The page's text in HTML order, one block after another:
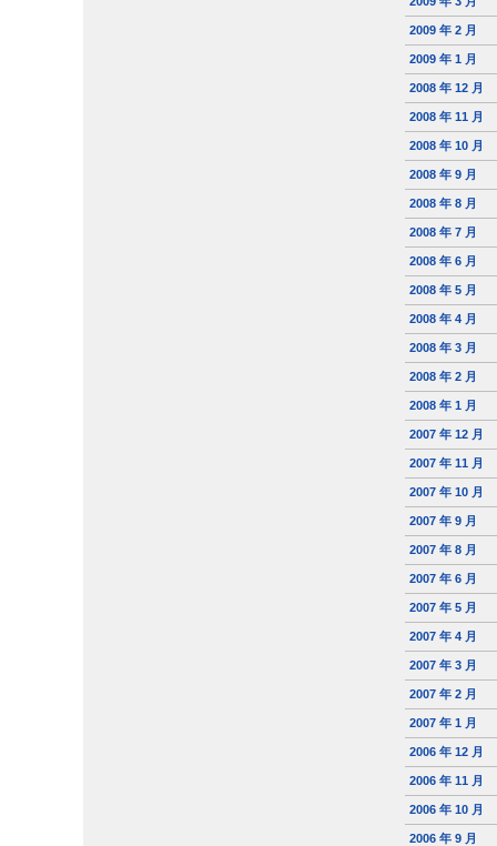
2009 年 2 月
2009 年 1 月
2008 年 12 月
2008 年 11 月
2008 年 10 月
2008 年 9 月
2008 年 8 月
2008 年 7 月
2008 年 6 月
2008 年 5 月
2008 年 4 月
2008 年 3 月
2008 年 2 月
2008 年 1 月
2007 年 12 月
2007 年 11 月
2007 年 10 月
2007 年 9 月
2007 年 8 月
2007 年 6 月
2007 年 5 月
2007 年 4 月
2007 年 3 月
2007 年 2 月
2007 年 1 月
2006 年 12 月
2006 年 11 月
2006 年 10 月
2006 年 9 月